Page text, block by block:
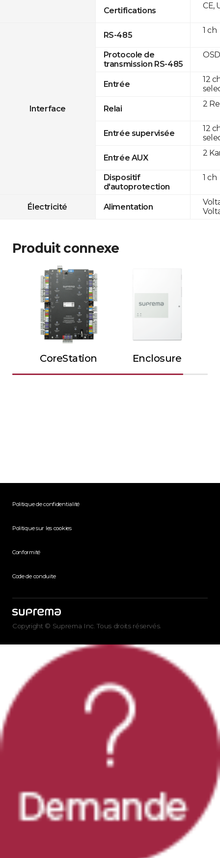
Certifications
Interface
RS-485
Protocole de
transmission RS-485
Entrée
Relai
Entrée supervisée
Entrée AUX
Dispositif
d'autoprotection
Électricité Alimentation
CE,
1 ch
12
2
12
2
1 ch
Produit connexe
CoreStation Enclosure
Politique de confidentialité
Politique sur les cookies
Conformité
Code de conduite
Copyright © Suprema Inc. Tous droits réservés.